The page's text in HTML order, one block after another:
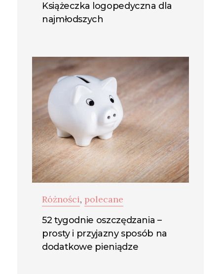
Książeczka logopedyczna dla
najmłodszych
Różności, polecane
52 tygodnie oszczędzania –
prosty i przyjazny sposób na
dodatkowe pieniądze